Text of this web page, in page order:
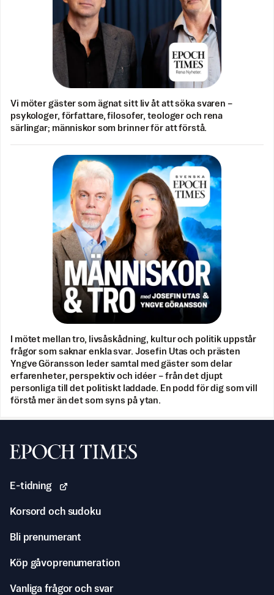
Vi möter gäster som ägnat sitt liv åt att söka svaren –
psykologer, författare, filosofer, teologer och rena
särlingar; människor som brinner för att förstå.
I mötet mellan tro, livsåskådning, kultur och politik uppstår
frågor som saknar enkla svar. Josefin Utas och prästen
Yngve Göransson leder samtal med gäster som delar
erfarenheter, perspektiv och idéer – från det djupt
personliga till det politiskt laddade. En podd för dig som vill
förstå mer än det som syns på ytan.
Svenska Epoch Times
E-tidning
Korsord och sudoku
Bli prenumerant
Köp gåvoprenumeration
Vanliga frågor och svar